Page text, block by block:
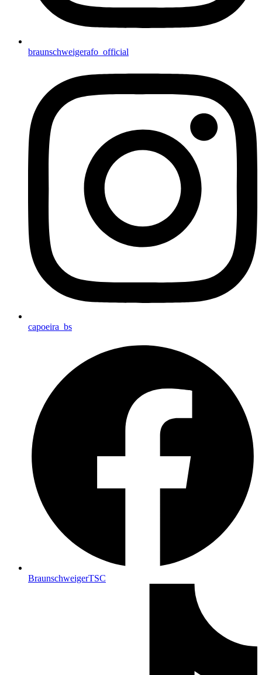
braunschweigerafo_official
capoeira_bs
BraunschweigerTSC